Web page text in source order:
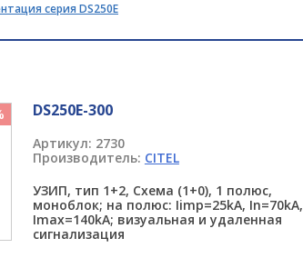
серия DS250E
DS250E-300
Артикул: 2730
Производитель: CITEL
УЗИП, тип 1+2, Схема (1+0), 1 полюс,
моноблок; на полюс: Iimp=25kA, In=70kA,
Imax=140kA; визуальная и удаленная
сигнализация